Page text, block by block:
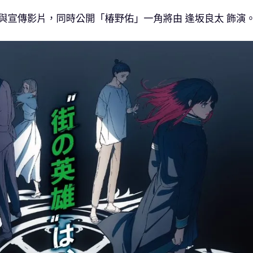
宣傳影片，同時公開「椿野佑」一角將由 逢坂良太 飾演